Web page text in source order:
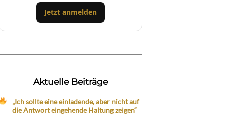
Jetzt anmelden
Aktuelle Beiträge
„Ich sollte eine einladende, aber nicht auf
die Antwort eingehende Haltung zeigen“